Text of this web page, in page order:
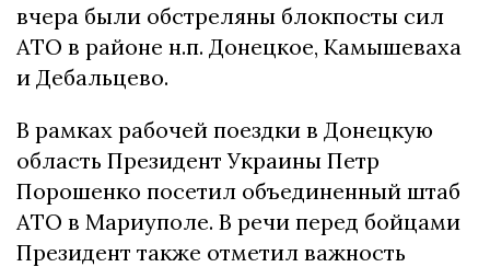
вчера были обстреляны блокпосты сил
АТО в районе н.п. Донецкое, Камышеваха
и Дебальцево.
В рамках рабочей поездки в Донецкую
область Президент Украины Петр
Порошенко посетил объединенный штаб
АТО в Мариуполе. В речи перед бойцами
Президент также отметил важность